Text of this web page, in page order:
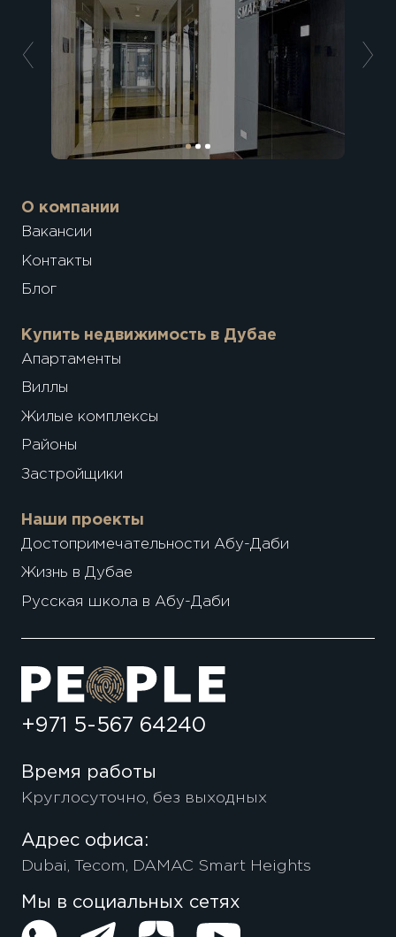
О компании
Вакансии
Контакты
Блог
Купить недвижимость в Дубае
Апартаменты
Виллы
Жилые комплексы
Районы
Застройщики
Наши проекты
Достопримечательности Абу-Даби
Жизнь в Дубае
Русская школа в Абу-Даби
+971 5-567 64240
Время работы
Круглосуточно, без выходных
Адрес офиса:
Dubai, Tecom, DAMAC Smart Heights
Мы в социальных сетях